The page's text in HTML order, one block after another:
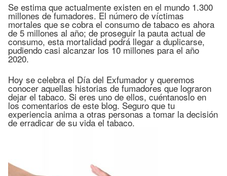
Se estima que actualmente existen en el mundo 1.300
millones de fumadores. El número de víctimas
mortales que se cobra el consumo de tabaco es ahora
de 5 millones al año; de proseguir la pauta actual de
consumo, esta mortalidad podrá llegar a duplicarse,
pudiendo casi alcanzar los 10 millones para el año
2020.
Hoy se celebra el Día del Exfumador y queremos
conocer aquellas historias de fumadores que lograron
dejar el tabaco. Si eres uno de ellos, cuéntanoslo en
los comentarios de este blog. Seguro que tu
experiencia anima a otras personas a tomar la decisión
de erradicar de su vida el tabaco.